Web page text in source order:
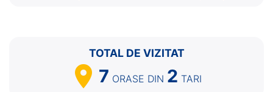
TOTAL DE VIZITAT
7 ORASE DIN 2 TARI